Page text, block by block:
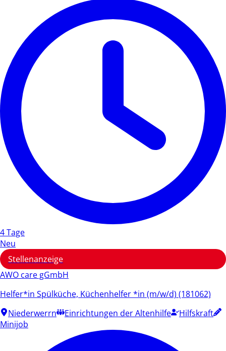
4 Tage
Neu
Stellenanzeige
AWO care gGmbH
Helfer*in Spülküche, Küchenhelfer *in (m/w/d) (181062)
Niederwerrn
Einrichtungen der Altenhilfe
Hilfskraft
Minijob